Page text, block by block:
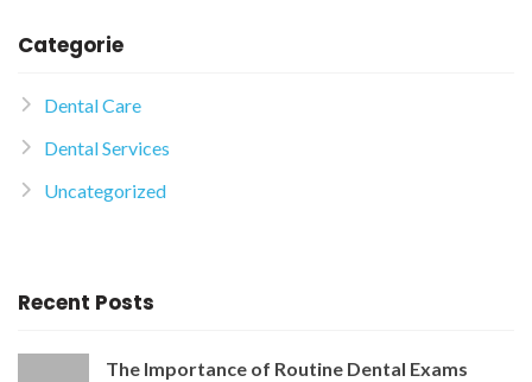
Categorie
Dental Care
Dental Services
Uncategorized
Recent Posts
The Importance of Routine Dental Exams